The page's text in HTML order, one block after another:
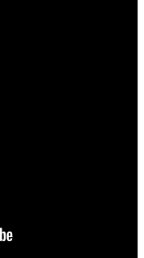
短。我們也引用一段
瓔珞本業經》裡面這